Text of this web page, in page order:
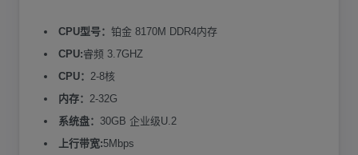
CPU型号： 铂金 8170M DDR4内存
CPU:睿频 3.7GHZ
CPU： 2-8核
内存： 2-32G
系统盘： 30GB 企业级U.2
上行带宽:5Mbps